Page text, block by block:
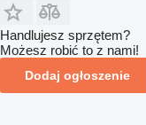
Handlujesz sprzętem?
Możesz robić to z nami!
Dodaj ogłoszenie